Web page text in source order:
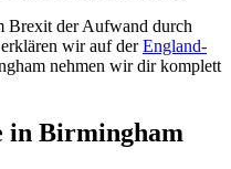
Brexit der Aufwand durch
wir auf derEngland-
nehmen wir dir komplett
in Birmingham